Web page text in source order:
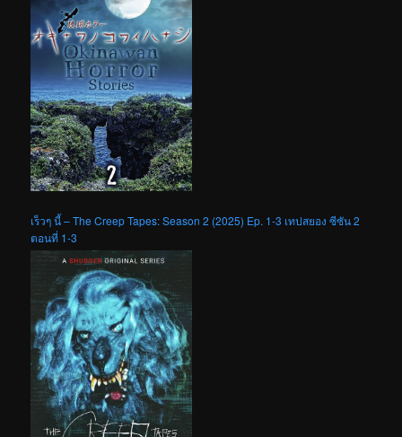
เร็วๆ นี้ – The Creep Tapes: Season 2 (2025) Ep. 1-3 เทปสยอง ซีซัน 2
ตอนที่ 1-3